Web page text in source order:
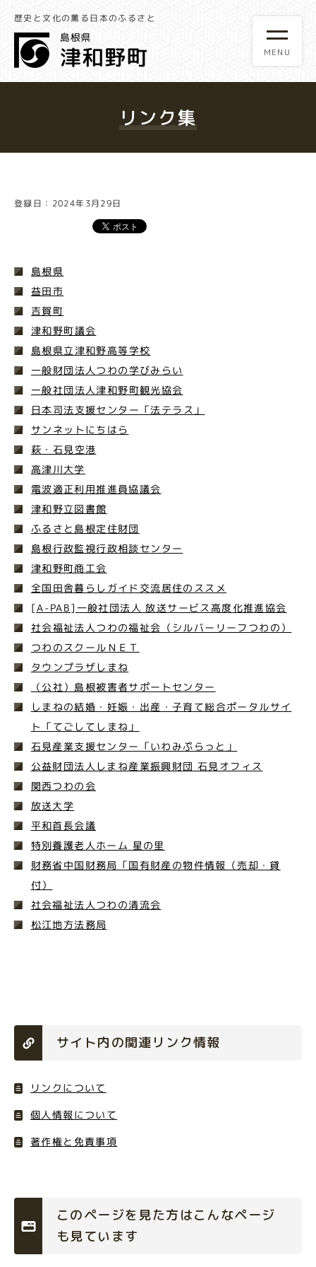
歴史と文化の薫る日本のふるさと
リンク集
登録日：2024年3月29日
島根県
益田市
吉賀町
津和野町議会
島根県立津和野高等学校
一般財団法人つわの学びみらい
一般社団法人津和野町観光協会
日本司法支援センター「法テラス」
サンネットにちはら
萩・石見空港
高津川大学
電波適正利用推進員協議会
津和野立図書館
ふるさと島根定住財団
島根行政監視行政相談センター
津和野町商工会
全国田舎暮らしガイド交流居住のススメ
[A-PAB]一般社団法人 放送サービス高度化推進協会
社会福祉法人つわの福祉会（シルバーリーフつわの）
つわのスクールＮＥＴ
タウンプラザしまね
（公社）島根被害者サポートセンター
しまねの結婚・妊娠・出産・子育て総合ポータルサイ
ト「てごしてしまね」
石見産業支援センター「いわみぷらっと」
公益財団法人しまね産業振興財団 石見オフィス
関西つわの会
放送大学
平和首長会議
特別養護老人ホーム 星の里
財務省中国財務局「国有財産の物件情報（売却・貸
付）
社会福祉法人つわの清流会
松江地方法務局
サイト内の関連リンク情報
リンクについて
個人情報について
著作権と免責事項
このページを見た方はこんなページ
も見ています